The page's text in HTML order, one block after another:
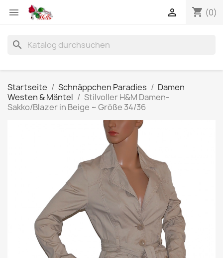
 shopping_cart (0)

search
Startseite Schnäppchen Paradies
Damen
Westen & Mäntel
Stilvoller H&M Damen-
Sakko/Blazer in Beige ~ Größe 34/36